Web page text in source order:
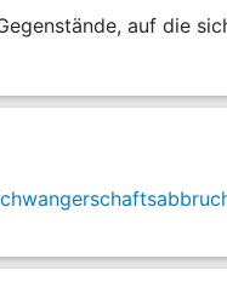
auf die